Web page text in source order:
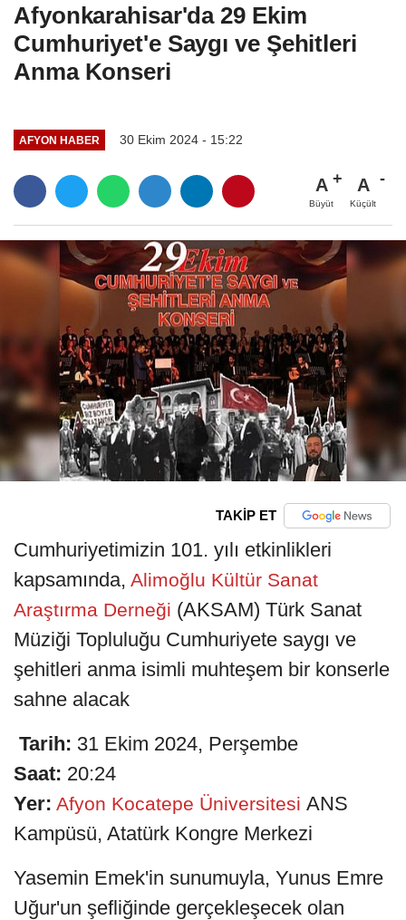
Afyonkarahisar'da 29 Ekim
Cumhuriyet'e Saygı ve Şehitleri
Anma Konseri
AFYON HABER 30 Ekim 2024 - 15:22
A
Büyüt
A
Küçült
TAKİP ET
Cumhuriyetimizin 101. yılı etkinlikleri
kapsamında, Alimoğlu Kültür Sanat
Araştırma Derneği (AKSAM) Türk Sanat
Müziği Topluluğu Cumhuriyete saygı ve
şehitleri anma isimli muhteşem bir konserle
sahne alacak
Tarih: 31 Ekim 2024, Perşembe
Saat: 20:24
Yer: Afyon Kocatepe Üniversitesi ANS
Kampüsü, Atatürk Kongre Merkezi
Yasemin Emek'in sunumuyla, Yunus Emre
Uğur'un şefliğinde gerçekleşecek olan